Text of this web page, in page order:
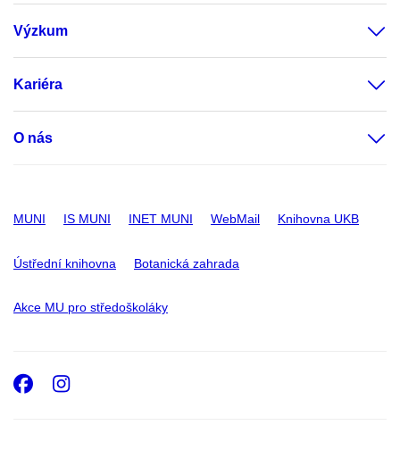
Výzkum
Kariéra
O nás
MUNI IS MUNI INET MUNI WebMail Knihovna UKB
Ústřední knihovna Botanická zahrada
Akce MU pro středoškoláky
Facebook
Instagram